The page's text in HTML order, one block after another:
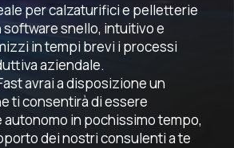
per calzaturifici e pelletterie
snello, intuitivo e
in tempi brevi i processi
aziendale.
avrai a disposizione un
ti consentirà di essere
in pochissimo tempo,
dei nostri consulenti a te